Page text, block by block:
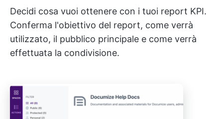
Decidi cosa vuoi ottenere con i tuoi report KPI.
Conferma l'obiettivo del report, come verrà
utilizzato, il pubblico principale e come verrà
effettuata la condivisione.